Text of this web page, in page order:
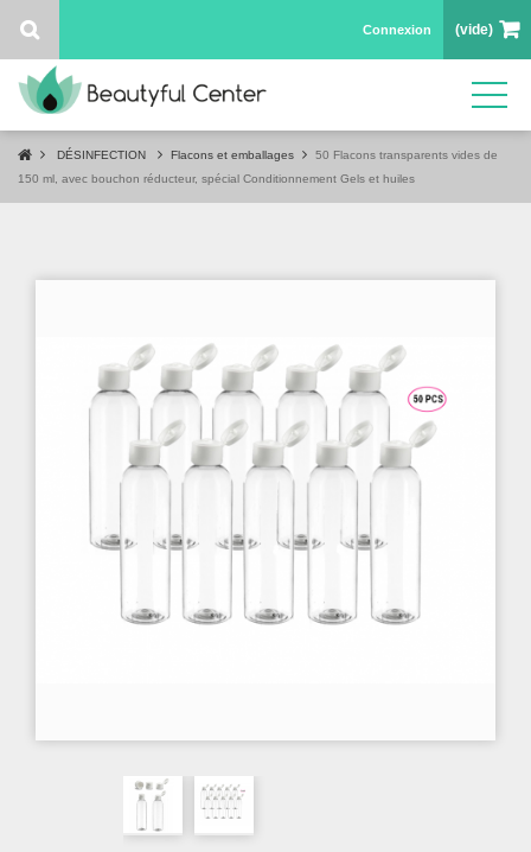
Connexion (vide)
DÉSINFECTION Flacons et emballages
50 Flacons transparents vides de
150 ml, avec bouchon réducteur, spécial Conditionnement Gels et huiles